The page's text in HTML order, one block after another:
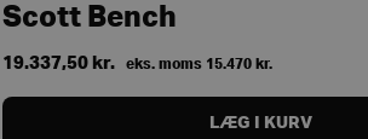
Scott Bench
19.337,50 kr. eks. moms 15.470 kr.
LÆG I KURV